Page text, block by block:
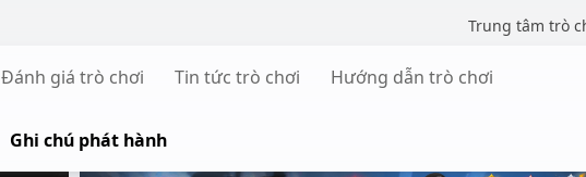
Trung tâm trò
Đánh giá trò chơi Tin tức trò chơi Hướng dẫn trò chơi
Ghi chú phát hành